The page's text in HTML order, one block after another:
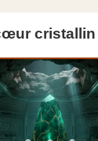
cristallin